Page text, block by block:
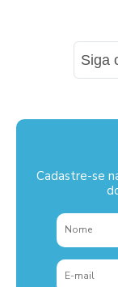
Siga
Cadastre-se